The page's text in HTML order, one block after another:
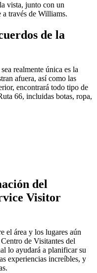
vista, junto con un
través de Williams.
de la
realmente única es la
afuera, así como las
encontrará todo tipo de
66, incluidas botas, ropa,
del
Visitor
el área y los lugares aún
de Visitantes del
lo ayudará a planificar su
experiencias increíbles, y